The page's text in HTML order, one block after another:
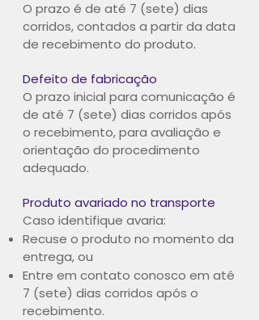
O prazo é de até 7 (sete) dias
corridos, contados a partir da data
de recebimento do produto.
Defeito de fabricação
O prazo inicial para comunicação é
de até 7 (sete) dias corridos após
o recebimento, para avaliação e
orientação do procedimento
adequado.
Produto avariado no transporte
Caso identifique avaria:
Recuse o produto no momento da
entrega, ou
Entre em contato conosco em até
7 (sete) dias corridos após o
recebimento.